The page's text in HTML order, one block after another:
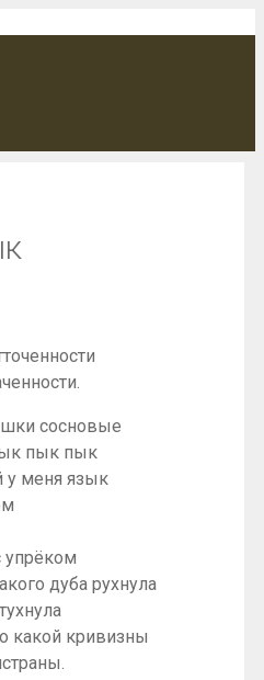
сосновые
пык пык
у меня язык
упрёком
дуба рухнула
какой кривизны